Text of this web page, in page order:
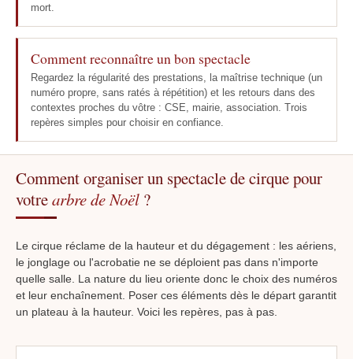
mort.
Comment reconnaître un bon spectacle
Regardez la régularité des prestations, la maîtrise technique (un
numéro propre, sans ratés à répétition) et les retours dans des
contextes proches du vôtre : CSE, mairie, association. Trois
repères simples pour choisir en confiance.
Comment organiser un spectacle de cirque pour
votrearbre de Noël ?
Le cirque réclame de la hauteur et du dégagement : les aériens,
le jonglage ou l'acrobatie ne se déploient pas dans n'importe
quelle salle. La nature du lieu oriente donc le choix des numéros
et leur enchaînement. Poser ces éléments dès le départ garantit
un plateau à la hauteur. Voici les repères, pas à pas.